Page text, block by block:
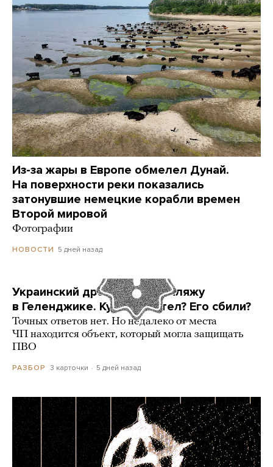
Из-за жары в Европе обмелел Дунай.
На поверхности реки показались
затонувшие немецкие корабли времен
Второй мировой
Фотографии
НОВОСТИ 5 дней назад
Украинский дрон попал по пляжу
в Геленджике. Куда он летел? Его сбили?
Точных ответов нет. Но недалеко от места
ЧП находится объект, который могла защищать
ПВО
РАЗБОР 3 карточки 5 дней назад